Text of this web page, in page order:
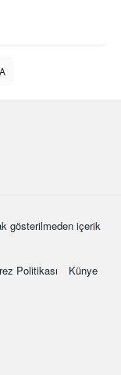
gösterilmeden içerik
Politikası
Künye